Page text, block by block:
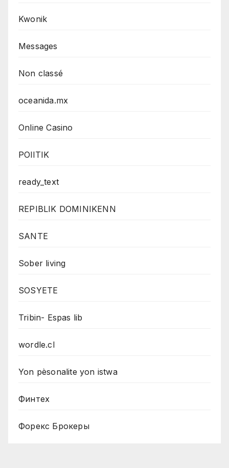
Kwonik
Messages
Non classé
oceanida.mx
Online Casino
POlITIK
ready_text
REPIBLIK DOMINIKENN
SANTE
Sober living
SOSYETE
Tribin- Espas lib
wordle.cl
Yon pèsonalite yon istwa
Финтех
Форекс Брокеры